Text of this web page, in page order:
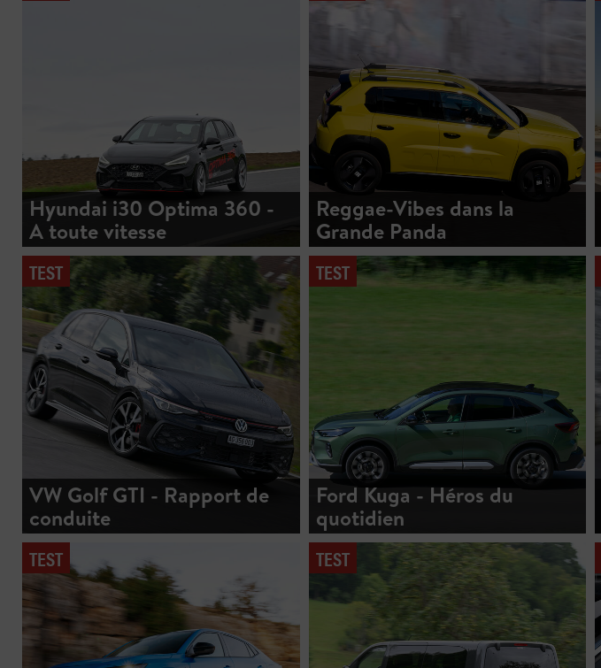
Hyundai i30 Optima 360 -
A toute vitesse
Reggae-Vibes dans la
Grande Panda
TEST
VW Golf GTI - Rapport de
conduite
TEST
Ford Kuga - Héros du
quotidien
TEST TEST